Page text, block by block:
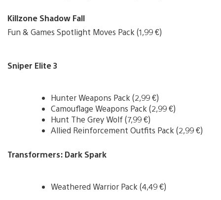
Killzone Shadow Fall
Fun & Games Spotlight Moves Pack (1,99 €)
Sniper Elite 3
Hunter Weapons Pack (2,99 €)
Camouflage Weapons Pack (2,99 €)
Hunt The Grey Wolf (7,99 €)
Allied Reinforcement Outfits Pack (2,99 €)
Transformers: Dark Spark
Weathered Warrior Pack (4,49 €)